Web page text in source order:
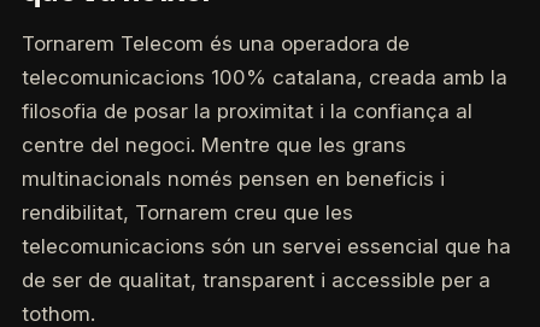
Tornarem Telecom és una operadora de
telecomunicacions 100% catalana, creada amb la
filosofia de posar la proximitat i la confiança al
centre del negoci. Mentre que les grans
multinacionals només pensen en beneficis i
rendibilitat, Tornarem creu que les
telecomunicacions són un servei essencial que ha
de ser de qualitat, transparent i accessible per a
tothom.